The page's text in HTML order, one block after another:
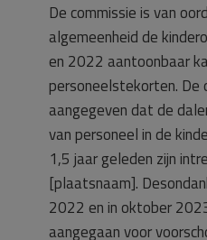
De commissie is van
algemeenheid de
en 2022 aantoonbaar
personeelstekorten. De
aangegeven dat de
van personeel in de
1,5 jaar geleden zijn
[plaatsnaam].
2022 en in oktober
aangegaan voor